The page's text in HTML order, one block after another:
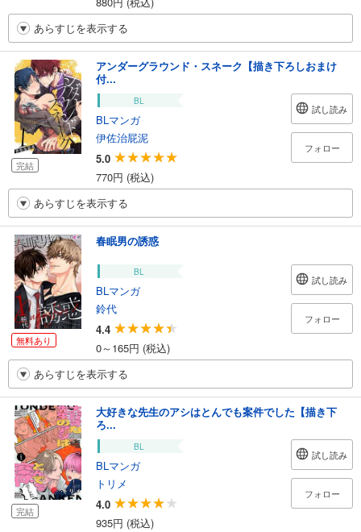
あらすじを表示する
完結
アンダーグラウンド・スネーク【描き下ろしおまけ
付...
BL
BLマンガ
伊佐治屁泥
5.0
770円 (税込)
試し読み
フォロー
あらすじを表示する
無料あり
春眠男の誘惑
BL
BLマンガ
鈴代
4.4
0～165円 (税込)
試し読み
フォロー
あらすじを表示する
完結
大好きな先生のアシはとんでも案件でした【描き下
ろ...
BL
BLマンガ
トリメ
4.0
935円 (税込)
試し読み
フォロー